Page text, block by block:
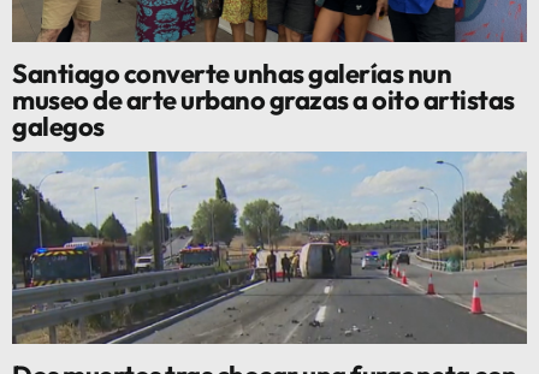
Santiago converte unhas galerías nun
museo de arte urbano grazas a oito artistas
galegos